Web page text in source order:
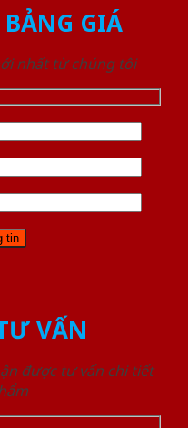
GIÁ
nhất từ chúng tôi
VẤN
được tư vấn chi tiết